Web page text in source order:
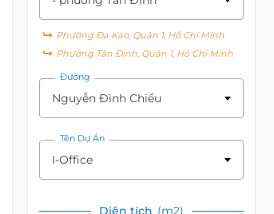
Phường Đa Kao, Quận 1, Hồ Chí Minh
Phường Tân Định, Quận 1, Hồ Chí Minh
Đường
Nguyễn Đình Chiểu
Tên Dự Án
I-Office
Diện tích (m2)